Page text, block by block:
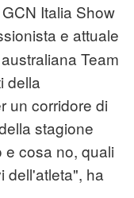
Italia Show
e attuale
Team
della
un corridore di
stagione
cosa no, quali
dell'atleta", ha